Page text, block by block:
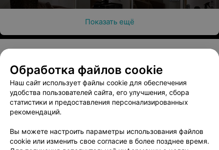
Показать ещё
О проекте Новости проекта
Размещение рекламы
Медицинский маркетинг
Публичный договор
Пользовательское соглашение
Способы оплаты
Написать в поддержку
Обработка файлов cookie
Наш сайт использует файлы cookie для обеспечения
удобства пользователей сайта, его улучшения, сбора
статистики и предоставления персонализированных
рекомендаций.
Вы можете настроить параметры использования файлов
cookie или изменить свое согласие в более позднее время.